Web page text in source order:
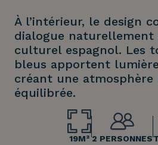
À l’intérieur, le design
dialogue naturellement
culturel espagnol. Les
bleus apportent
créant une
équilibrée.
19M² 2 PERSONNES